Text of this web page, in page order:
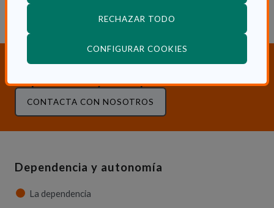
RECHAZAR TODO
CONFIGURAR COOKIES
¿Necesitas orientación sobre
Dependencia y Discapacidad?
CONTACTA CON NOSOTROS
Dependencia y autonomía
La dependencia